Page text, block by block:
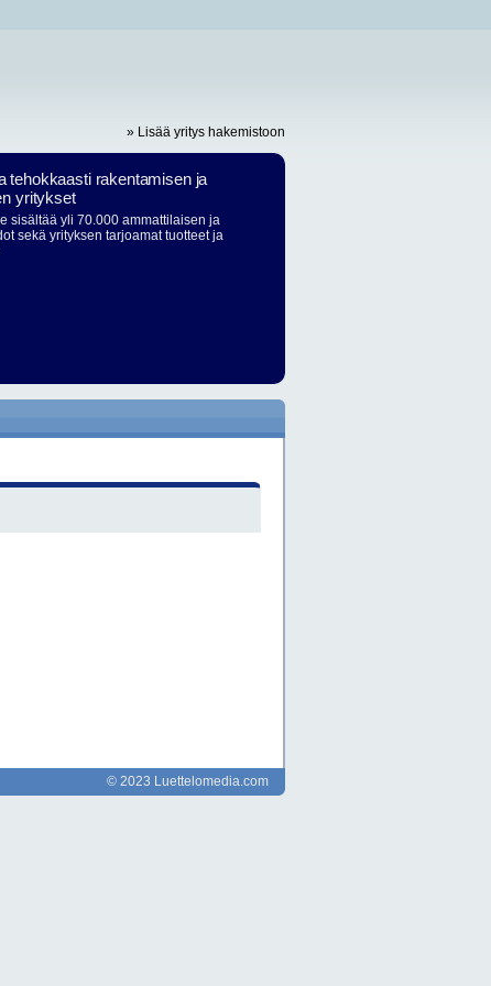
» Lisää yritys hakemistoon
tehokkaasti rakentamisen ja
yritykset
sisältää yli 70.000 ammattilaisen ja
sekä yrityksen tarjoamat tuotteet ja
© 2023 Luettelomedia.com